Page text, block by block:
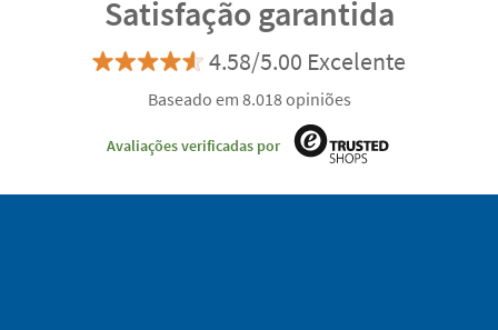
Satisfação garantida
4.58/5.00 Excelente
Baseado em 8.018 opiniões
Avaliações verificadas por